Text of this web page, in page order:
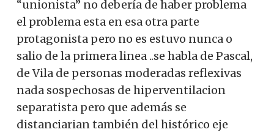
“unionista” no debería de haber problema
el problema esta en esa otra parte
protagonista pero no es estuvo nunca o
salio de la primera linea ..se habla de Pascal,
de Vila de personas moderadas reflexivas
nada sospechosas de hiperventilacion
separatista pero que además se
distanciarian también del histórico eje